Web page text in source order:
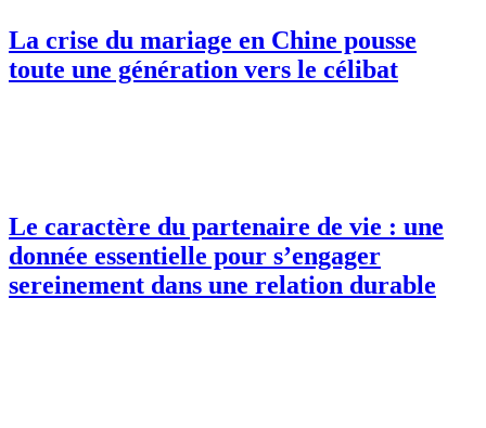
La crise du mariage en Chine pousse
toute une génération vers le célibat
Le caractère du partenaire de vie : une
donnée essentielle pour s’engager
sereinement dans une relation durable